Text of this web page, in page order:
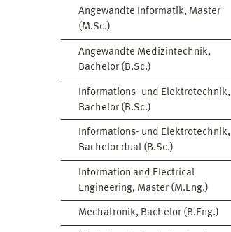
Angewandte Informatik, Master
(M.Sc.)
Angewandte Medizintechnik,
Bachelor (B.Sc.)
Informations- und Elektrotechnik,
Bachelor (B.Sc.)
Informations- und Elektrotechnik,
Bachelor dual (B.Sc.)
Information and Electrical
Engineering, Master (M.Eng.)
Mechatronik, Bachelor (B.Eng.)